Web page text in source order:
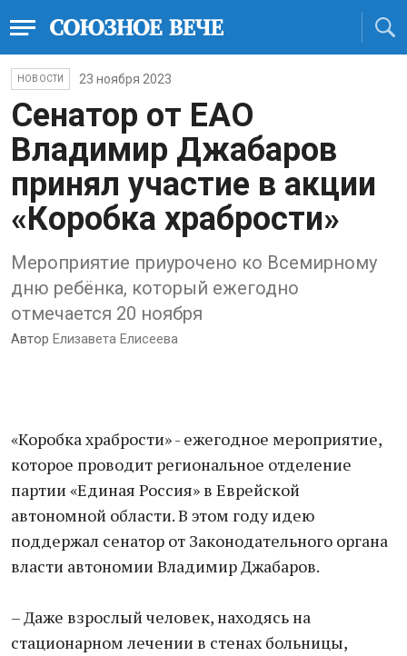
НОВОСТИ 23 ноября 2023
Сенатор от ЕАО
Владимир Джабаров
принял участие в акции
«Коробка храбрости»
Мероприятие приурочено ко Всемирному
дню ребёнка, который ежегодно
отмечается 20 ноября
Автор Елизавета Елисеева
«Коробка храбрости» - ежегодное мероприятие,
которое проводит региональное отделение
партии «Единая Россия» в Еврейской
автономной области. В этом году идею
поддержал сенатор от Законодательного органа
власти автономии Владимир Джабаров.
– Даже взрослый человек, находясь на
стационарном лечении в стенах больницы,